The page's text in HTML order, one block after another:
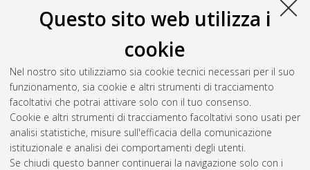
Questo sito web utilizza i
cookie
Nel nostro sito utilizziamo sia cookie tecnici necessari per il suo
funzionamento, sia cookie e altri strumenti di tracciamento
facoltativi che potrai attivare solo con il tuo consenso.
Cookie e altri strumenti di tracciamento facoltativi sono usati per
analisi statistiche, misure sull'efficacia della comunicazione
istituzionale e analisi dei comportamenti degli utenti.
Se chiudi questo banner continuerai la navigazione solo con i
Documento full-text non disponibile
Progettazione e realizzazione di un
aumentata in torre di controllo.[Laurea], Università di
Bologna, Corso di Studio in Ingegneria aerospaziale [L-
DM509] - Forli'
Questa lista e' stata generata ilThu Aug 6 20:35:55 2026
CEST